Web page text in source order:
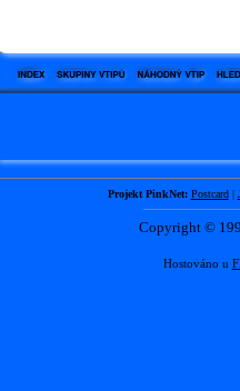
Projekt PinkNet: Postcard|
Copyright ©
Hostováno u